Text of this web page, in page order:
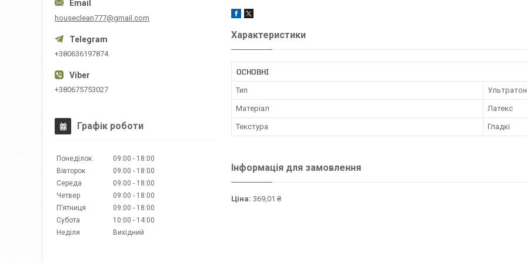
Характеристики
ОСНОВНІ
Тип
Матеріал Латекс
Текстура Гладкі
Інформація для замовлення
Ціна: 369,01 ₴
houseclean777@gmail.com
+380636197874
+380675753027
Графік роботи
Понеділок 09:00
18:00
Вівторок
09:00
18:00
Середа
09:00
18:00
Четвер
09:00
18:00
Пʼятниця
09:00
18:00
Субота
10:00
14:00
Неділя
Вихідний